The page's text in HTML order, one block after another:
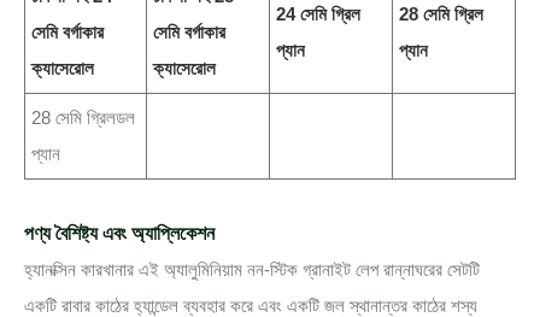
সেমি বর্গাকার
ক্যাসেরোল
সেমি বর্গাকার
ক্যাসেরোল
24 সেমি গ্রিল
প্যান
28 সেমি গ্রিল
প্যান
28 সেমি গ্রিলডল
প্যান
পণ্য বৈশিষ্ট্য এবং অ্যাপ্লিকেশন
হ্যানক্সিন কারখানার এই অ্যালুমিনিয়াম নন-স্টিক গ্রানাইট লেপ রান্নাঘরের সেটটি
একটি রাবার কাঠের হ্যান্ডেল ব্যবহার করে এবং একটি জল স্থানান্তর কাঠের শস্য